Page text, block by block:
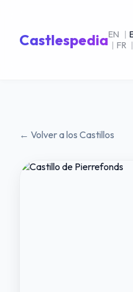
CastlespediaEN |
| FR |
← Volver a los Castillos